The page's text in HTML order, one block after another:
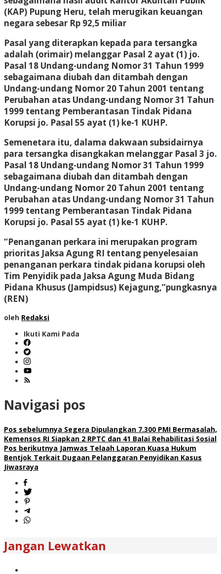
(KAP) Pupung Heru, telah merugikan keuangan
negara sebesar Rp 92,5 miliar
Pasal yang diterapkan kepada para tersangka
adalah (orimair) melanggar Pasal 2 ayat (1) jo.
Pasal 18 Undang-undang Nomor 31 Tahun 1999
sebagaimana diubah dan ditambah dengan
Undang-undang Nomor 20 Tahun 2001 tentang
Perubahan atas Undang-undang Nomor 31 Tahun
1999 tentang Pemberantasan Tindak Pidana
Korupsi jo. Pasal 55 ayat (1) ke-1 KUHP.
Semenetara itu, dalama dakwaan subsidairnya
para tersangka disangkakan melanggar Pasal 3 jo.
Pasal 18 Undang-undang Nomor 31 Tahun 1999
sebagaimana diubah dan ditambah dengan
Undang-undang Nomor 20 Tahun 2001 tentang
Perubahan atas Undang-undang Nomor 31 Tahun
1999 tentang Pemberantasan Tindak Pidana
Korupsi jo. Pasal 55 ayat (1) ke-1 KUHP.
“Penanganan perkara ini merupakan program
prioritas Jaksa Agung RI tentang penyelesaian
penanganan perkara tindak pidana korupsi oleh
Tim Penyidik pada Jaksa Agung Muda Bidang
Pidana Khusus (Jampidsus) Kejagung,”pungkasnya
(REN)
oleh Redaksi
Ikuti Kami Pada
Navigasi pos
Pos sebelumnya Segera Dipulangkan 7.300 PMI Bermasalah,
Kemensos RI Siapkan 2 RPTC dan 41 Balai Rehabilitasi Sosial
Pos berikutnya Jamwas Telaah Laporan Kuasa Hukum
Bentjok Terkait Dugaan Pelanggaran Penyidikan Kasus
Jiwasraya
Jangan Lewatkan